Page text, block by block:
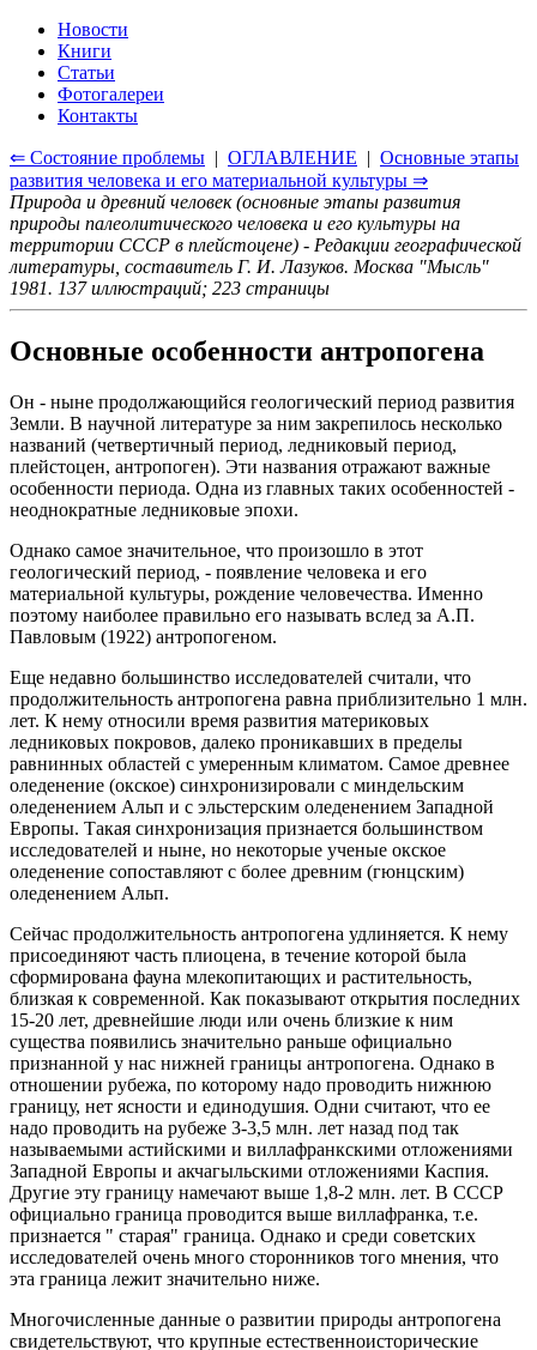
Новости
Книги
Статьи
Фотогалереи
Контакты
⇐ Состояние проблемы | ОГЛАВЛЕНИЕ | Основные этапы
развития человека и его материальной культуры ⇒
Природа и древний человек (основные этапы развития
природы палеолитического человека и его культуры на
территории СССР в плейстоцене) - Редакции географической
литературы, составитель Г. И. Лазуков. Москва "Мысль"
1981. 137 иллюстраций; 223 страницы
Основные особенности антропогена
Он - ныне продолжающийся геологический период развития
Земли. В научной литературе за ним закрепилось несколько
названий (четвертичный период, ледниковый период,
плейстоцен, антропоген). Эти названия отражают важные
особенности периода. Одна из главных таких особенностей -
неоднократные ледниковые эпохи.
Однако самое значительное, что произошло в этот
геологический период, - появление человека и его
материальной культуры, рождение человечества. Именно
поэтому наиболее правильно его называть вслед за А.П.
Павловым (1922) антропогеном.
Еще недавно большинство исследователей считали, что
продолжительность антропогена равна приблизительно 1 млн.
лет. К нему относили время развития материковых
ледниковых покровов, далеко проникавших в пределы
равнинных областей с умеренным климатом. Самое древнее
оледенение (окское) синхронизировали с миндельским
оледенением Альп и с эльстерским оледенением Западной
Европы. Такая синхронизация признается большинством
исследователей и ныне, но некоторые ученые окское
оледенение сопоставляют с более древним (гюнцским)
оледенением Альп.
Сейчас продолжительность антропогена удлиняется. К нему
присоединяют часть плиоцена, в течение которой была
сформирована фауна млекопитающих и растительность,
близкая к современной. Как показывают открытия последних
15-20 лет, древнейшие люди или очень близкие к ним
существа появились значительно раньше официально
признанной у нас нижней границы антропогена. Однако в
отношении рубежа, по которому надо проводить нижнюю
границу, нет ясности и единодушия. Одни считают, что ее
надо проводить на рубеже 3-3,5 млн. лет назад под так
называемыми астийскими и виллафранкскими отложениями
Западной Европы и акчагыльскими отложениями Каспия.
Другие эту границу намечают выше 1,8-2 млн. лет. В СССР
официально граница проводится выше виллафранка, т.е.
признается " старая" граница. Однако и среди советских
исследователей очень много сторонников того мнения, что
эта граница лежит значительно ниже.
Многочисленные данные о развитии природы антропогена
свидетельствуют, что крупные естественноисторические